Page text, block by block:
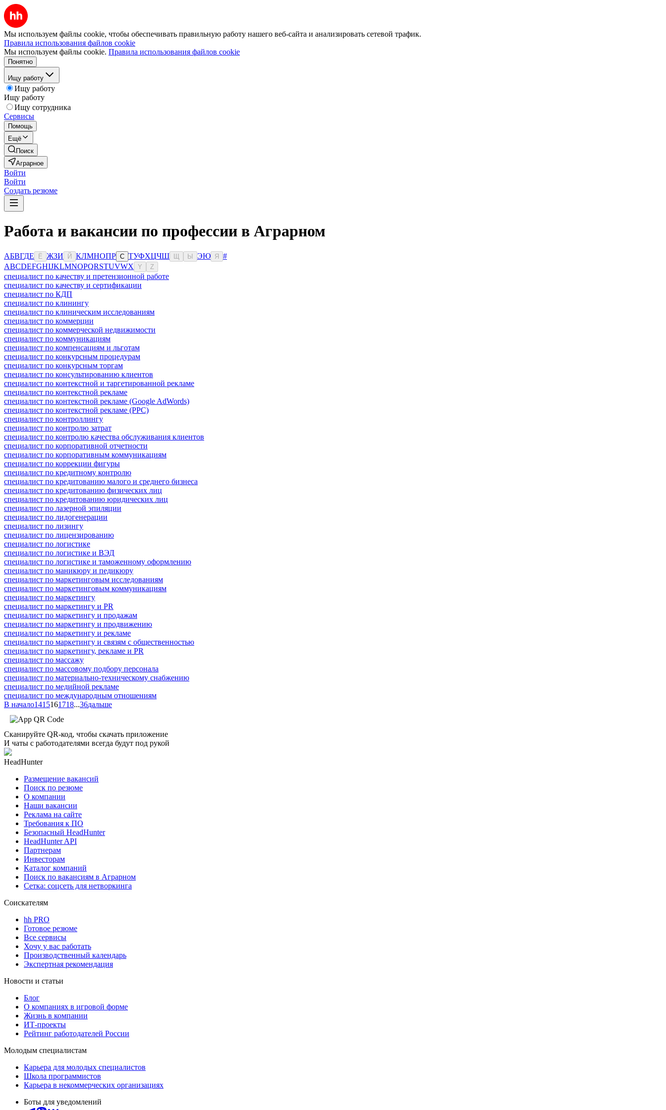
Мы используем файлы cookie, чтобы обеспечивать правильную работу нашего веб-сайта и анализировать сетевой трафик.
Правила использования файлов cookie
Мы используем файлы cookie. Правила использования файлов cookie
Понятно
Ищу работу
Ищу работу
Ищу работу
Ищу сотрудника
Сервисы
Помощь
Ещё
Поиск
Аграрное
Войти
Войти
Создать резюме
Работа и вакансии по профессии в Аграрном
АБВГДЕ Ё ЖЗИ Й КЛМНОПР С ТУФХЦЧШ Ы ЭЮ Я
#
ABCDEFGHIJKLMNOPQRSTUVWX Y Z
специалист по качеству и претензионной работе
специалист по качеству и сертификации
специалист по КДП
специалист по клинингу
специалист по клиническим исследованиям
специалист по коммерции
специалист по коммерческой недвижимости
специалист по коммуникациям
специалист по компенсациям и льготам
специалист по конкурсным процедурам
специалист по конкурсным торгам
специалист по консультированию клиентов
специалист по контекстной и таргетированной рекламе
специалист по контекстной рекламе
специалист по контекстной рекламе (Google AdWords)
специалист по контекстной рекламе (PPC)
специалист по контроллингу
специалист по контролю затрат
специалист по контролю качества обслуживания клиентов
специалист по корпоративной отчетности
специалист по корпоративным коммуникациям
специалист по коррекции фигуры
специалист по кредитному контролю
специалист по кредитованию малого и среднего бизнеса
специалист по кредитованию физических лиц
специалист по кредитованию юридических лиц
специалист по лазерной эпиляции
специалист по лидогенерации
специалист по лизингу
специалист по лицензированию
специалист по логистике
специалист по логистике и ВЭД
специалист по логистике и таможенному оформлению
специалист по маникюру и педикюру
специалист по маркетинговым исследованиям
специалист по маркетинговым коммуникациям
специалист по маркетингу
специалист по маркетингу и PR
специалист по маркетингу и продажам
специалист по маркетингу и продвижению
специалист по маркетингу и рекламе
специалист по маркетингу и связям с общественностью
специалист по маркетингу, рекламе и PR
специалист по массажу
специалист по массовому подбору персонала
специалист по материально-техническому снабжению
специалист по медийной рекламе
специалист по международным отношениям
В начало1415161718...36дальше
Сканируйте QR-код, чтобы скачать приложение
И чаты с работодателями всегда будут под рукой
HeadHunter
Размещение вакансий
Поиск по резюме
О компании
Наши вакансии
Реклама на сайте
Требования к ПО
Безопасный HeadHunter
HeadHunter API
Партнерам
Инвесторам
Каталог компаний
Поиск по вакансиям в Аграрном
Сетка: соцсеть для нетворкинга
Соискателям
hh PRO
Готовое резюме
Все сервисы
Хочу у вас работать
Производственный календарь
Экспертная рекомендация
Новости и статьи
Блог
О компаниях в игровой форме
Жизнь в компании
ИТ-проекты
Рейтинг работодателей России
Молодым специалистам
Карьера для молодых специалистов
Школа программистов
Карьера в некоммерческих организациях
Боты для уведомлений